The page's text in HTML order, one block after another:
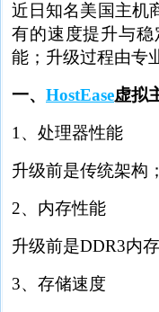
近日知名美国主机
有的速度提升与
能；升级过程由专
一、 HostEase虚拟
1、处理器性能
升级前是传统架构
2、内存性能
升级前是DDR3内
3、存储速度